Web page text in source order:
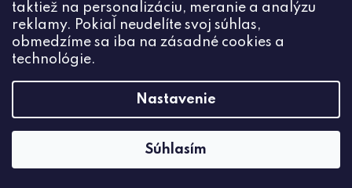
taktiež na personalizáciu, meranie a analýzu
reklamy. Pokiaľ neudelíte svoj súhlas,
obmedzíme sa iba na zásadné cookies a
technológie.
Nastavenie
Súhlasím